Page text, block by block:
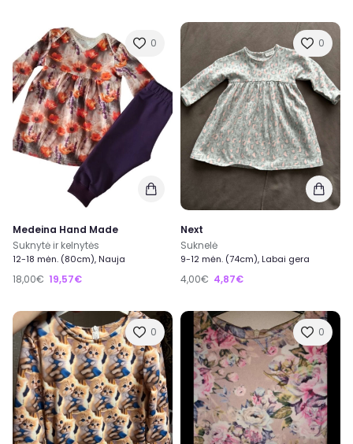
0
Medeina Hand Made
Suknytė ir kelnytės
12-18 mėn. (80cm), Nauja
18,00€ 19,57€
0
Next
Suknelė
9-12 mėn. (74cm), Labai gera
4,00€ 4,87€
0 0